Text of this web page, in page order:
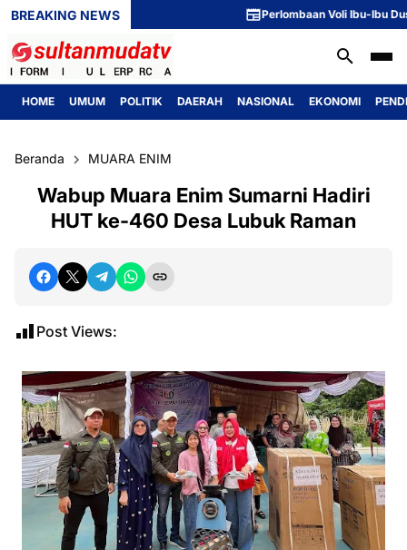
BREAKING NEWS Perlombaan Voli Ibu-Ibu Dusun
HOME UMUM POLITIK DAERAH NASIONAL EKONOMI
Beranda MUARA ENIM
Wabup Muara Enim Sumarni Hadiri
HUT ke-460 Desa Lubuk Raman
Post Views: